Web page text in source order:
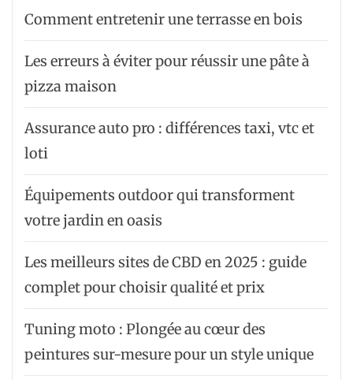
Comment entretenir une terrasse en bois
Les erreurs à éviter pour réussir une pâte à
pizza maison
Assurance auto pro : différences taxi, vtc et
loti
Équipements outdoor qui transforment
votre jardin en oasis
Les meilleurs sites de CBD en 2025 : guide
complet pour choisir qualité et prix
Tuning moto : Plongée au cœur des
peintures sur-mesure pour un style unique